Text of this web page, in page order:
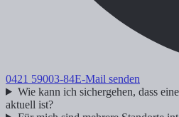
0421 59003-84E-Mail senden
Wie kann ich sichergehen, dass
aktuell ist?